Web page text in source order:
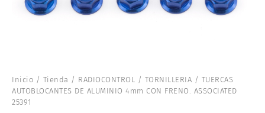
Inicio / Tienda / RADIOCONTROL / TORNILLERIA / TUERCAS
AUTOBLOCANTES DE ALUMINIO 4mm CON FRENO. ASSOCIATED
25391